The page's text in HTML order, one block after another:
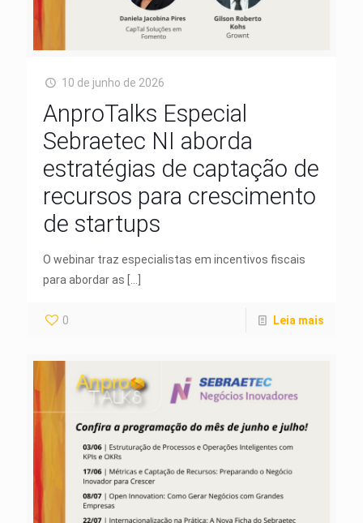
10 de junho de 2026
AnproTalks Especial
Sebraetec NI aborda
estratégias de captação de
recursos para crescimento
de startups
O webinar traz especialistas em incentivos fiscais
para abordar as […]
0 Leia mais